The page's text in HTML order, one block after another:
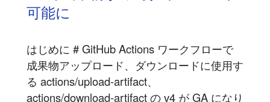
可能に
はじめに # GitHub Actions ワークフローで
成果物アップロード、ダウンロードに使用す
る actions/upload-artifact、
actions/download-artifact の v4 が GA になり